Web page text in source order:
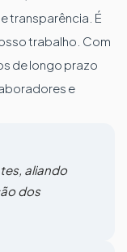
transparência. É
trabalho. Com
de longo prazo
e
aliando
dos